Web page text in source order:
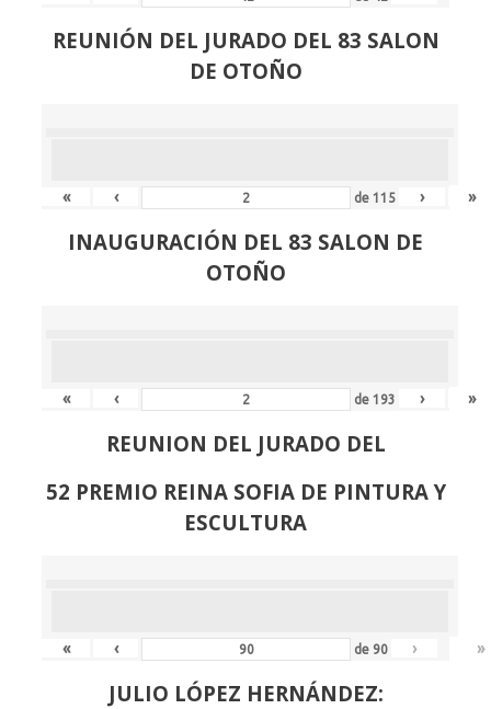
REUNIÓN DEL JURADO DEL 83 SALON
DE OTOÑO
« ‹ de115 › »
INAUGURACIÓN DEL 83 SALON DE
OTOÑO
« ‹ de193 › »
REUNION DEL JURADO DEL
52 PREMIO REINA SOFIA DE PINTURA Y
ESCULTURA
« ‹ de 90 › »
JULIO LÓPEZ HERNÁNDEZ: